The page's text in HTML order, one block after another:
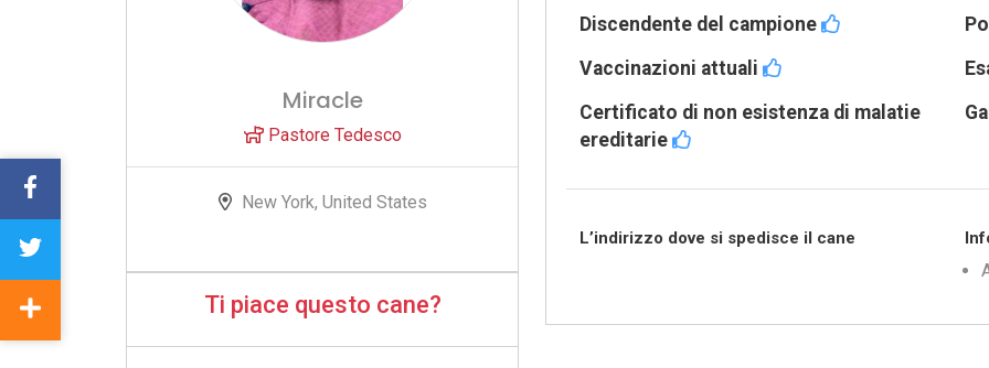
Miracle
Pastore Tedesco
New York, United States
Ti piace questo cane?
Discendente del campione
Vaccinazioni attuali
Certificato di non esistenza di malatie
ereditarie
L’indirizzo dove si spedisce il cane